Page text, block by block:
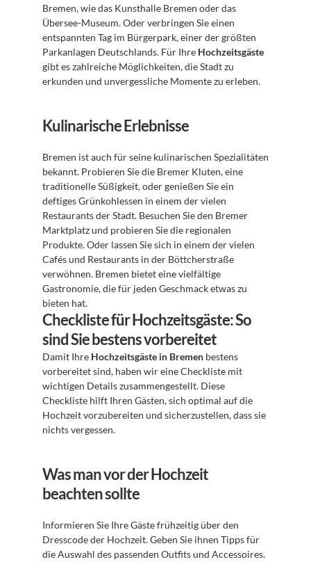
Bremen, wie das Kunsthalle Bremen oder das
Übersee-Museum. Oder verbringen Sie einen
entspannten Tag im Bürgerpark, einer der größten
Parkanlagen Deutschlands. Für Ihre Hochzeitsgäste
gibt es zahlreiche Möglichkeiten, die Stadt zu
erkunden und unvergessliche Momente zu erleben.
Kulinarische Erlebnisse
Bremen ist auch für seine kulinarischen Spezialitäten
bekannt. Probieren Sie die Bremer Kluten, eine
traditionelle Süßigkeit, oder genießen Sie ein
deftiges Grünkohlessen in einem der vielen
Restaurants der Stadt. Besuchen Sie den Bremer
Marktplatz und probieren Sie die regionalen
Produkte. Oder lassen Sie sich in einem der vielen
Cafés und Restaurants in der Böttcherstraße
verwöhnen. Bremen bietet eine vielfältige
Gastronomie, die für jeden Geschmack etwas zu
bieten hat.
Checkliste für Hochzeitsgäste: So
sind Sie bestens vorbereitet
Damit Ihre Hochzeitsgäste in Bremen bestens
vorbereitet sind, haben wir eine Checkliste mit
wichtigen Details zusammengestellt. Diese
Checkliste hilft Ihren Gästen, sich optimal auf die
Hochzeit vorzubereiten und sicherzustellen, dass sie
nichts vergessen.
Was man vor der Hochzeit
beachten sollte
Informieren Sie Ihre Gäste frühzeitig über den
Dresscode der Hochzeit. Geben Sie ihnen Tipps für
die Auswahl des passenden Outfits und Accessoires.